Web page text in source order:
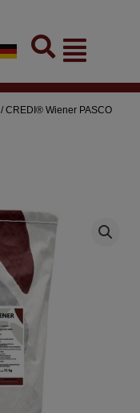
Flyout
Menu
/ CREDI® Wiener PASCO